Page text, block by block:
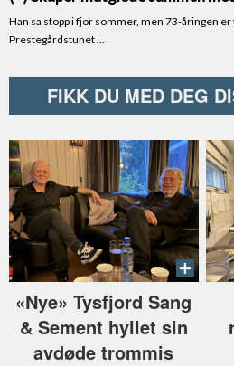
FIKK DU MED DEG
«Nye» Tysfjord Sang
& Sement hyllet sin
avdøde trommis